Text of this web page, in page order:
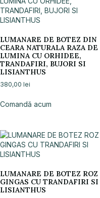
LUMANARE DE BOTEZ DIN
CEARA NATURALA RAZA DE
LUMINA CU ORHIDEE,
TRANDAFIRI, BUJORI SI
LISIANTHUS
380,00 lei
Comandă acum
LUMANARE DE BOTEZ ROZ
GINGAS CU TRANDAFIRI SI
LISIANTHUS